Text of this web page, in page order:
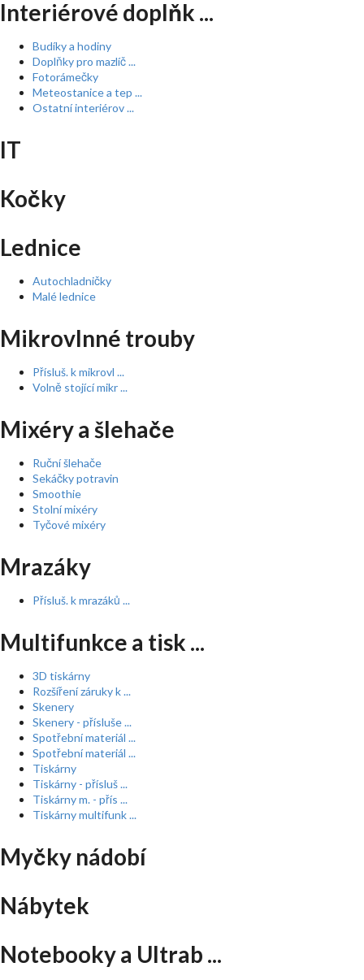
Interiérové doplňk ...
Budíky a hodiny
Doplňky pro mazlíč ...
Fotorámečky
Meteostanice a tep ...
Ostatní interiérov ...
IT
Kočky
Lednice
Autochladničky
Malé lednice
Mikrovlnné trouby
Přísluš. k mikrovl ...
Volně stojící mikr ...
Mixéry a šlehače
Ruční šlehače
Sekáčky potravin
Smoothie
Stolní mixéry
Tyčové mixéry
Mrazáky
Přísluš. k mrazáků ...
Multifunkce a tisk ...
3D tiskárny
Rozšíření záruky k ...
Skenery
Skenery - přísluše ...
Spotřební materiál ...
Spotřební materiál ...
Tiskárny
Tiskárny - přísluš ...
Tiskárny m. - přís ...
Tiskárny multifunk ...
Myčky nádobí
Nábytek
Notebooky a Ultrab ...